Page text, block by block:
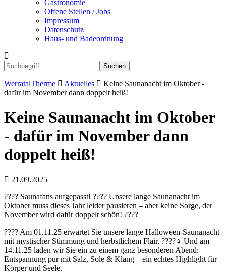
Gastronomie
Offene Stellen / Jobs
Impressum
Datenschutz
Haus- und Badeordnung
Suchen
WerratalTherme Aktuelles
Keine Saunanacht im Oktober -
dafür im November dann doppelt heiß!
Keine Saunanacht im Oktober
- dafür im November dann
doppelt heiß!
21.09.2025
???? Saunafans aufgepasst! ???? Unsere lange Saunanacht im
Oktober muss dieses Jahr leider pausieren – aber keine Sorge, der
November wird dafür doppelt schön! ????
???? Am 01.11.25 erwartet Sie unsere lange Halloween-Saunanacht
mit mystischer Stimmung und herbstlichem Flair. ????‍♀️ Und am
14.11.25 laden wir Sie ein zu einem ganz besonderen Abend:
Entspannung pur mit Salz, Sole & Klang – ein echtes Highlight für
Körper und Seele.